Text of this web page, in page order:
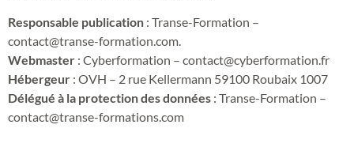
Responsable publication : Transe-Formation –
contact@transe-formation.com.
Webmaster : Cyberformation – contact@cyberformation.fr
Hébergeur : OVH – 2 rue Kellermann 59100 Roubaix 1007
Délégué à la protection des données : Transe-Formation –
contact@transe-formations.com